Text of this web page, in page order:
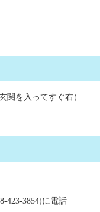
を入ってすぐ右）
423-3854)に電話